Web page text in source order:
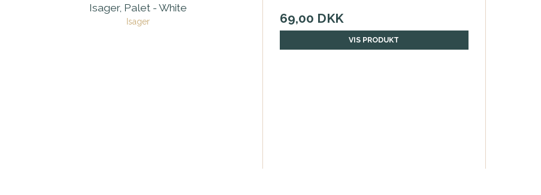
Isager, Palet - White
Isager 69,00 DKK
VIS PRODUKT